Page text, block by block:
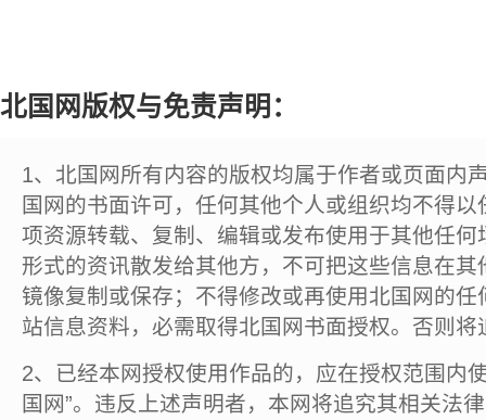
北国网版权与免责声明：
1、北国网所有内容的版权均属于作者或页面内
国网的书面许可，任何其他个人或组织均不得
项资源转载、复制、编辑或发布使用于其他任
形式的资讯散发给其他方，不可把这些信息在
镜像复制或保存；不得修改或再使用北国网的
站信息资料，必需取得北国网书面授权。否则将
2、已经本网授权使用作品的，应在授权范围内
国网”。违反上述声明者，本网将追究其相关法